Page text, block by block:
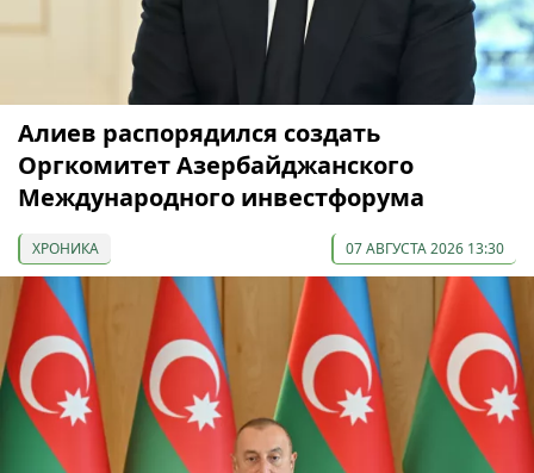
Алиев распорядился создать
Оргкомитет Азербайджанского
Международного инвестфорума
ХРОНИКА 07 АВГУСТА 2026 13:30